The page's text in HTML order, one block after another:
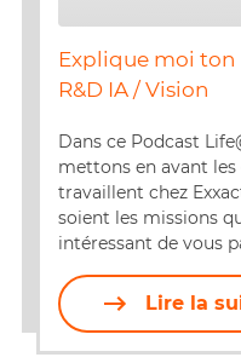
RSS FEED
SHARE
EMBED
Explique moi
R&D IA / Vision
Dans ce Podcast
mettons en avant
travaillent chez
soient les missions
intéressant de vous
Lire la